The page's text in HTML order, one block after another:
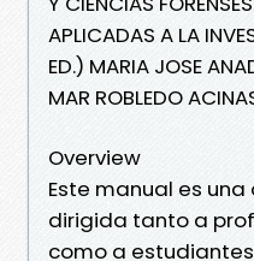
APLICADAS A LA
ED.) MARIA JOSE
MAR ROBLEDO
Overview
Este manual es
dirigida tanto a
como a